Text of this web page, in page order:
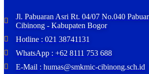
Jl. Pabuaran Asri Rt. 04/07 No.040
Cibinong - Kabupaten Bogor
Hotline : 021 38741131
WhatsApp : +62 8111 753 688
E-Mail : humas@smkmic-cibinong.sch.id